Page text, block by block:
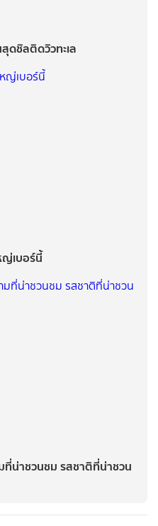
ชิลติดวิวทะเล
ญ่เบอร์นี้
ที่น่าชวนชม รสชาติที่น่าชวน